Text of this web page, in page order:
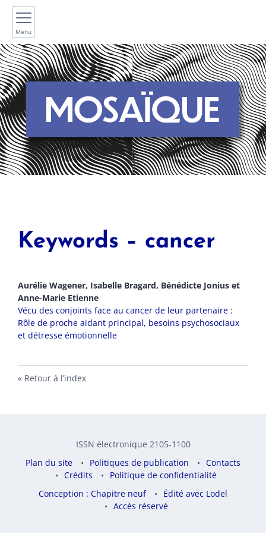
Menu
Keywords – cancer
Aurélie Wagener, Isabelle Bragard, Bénédicte Jonius et
Anne-Marie Etienne
Vécu des conjoints face au cancer de leur partenaire :
Rôle de proche aidant principal, besoins psychosociaux
et détresse émotionnelle
Retour à l’index
ISSN électronique 2105-1100
Plan du site
Politiques de publication
Contacts
Crédits
Politique de confidentialité
Conception : Chapitre neuf
Édité avec Lodel
Accès réservé